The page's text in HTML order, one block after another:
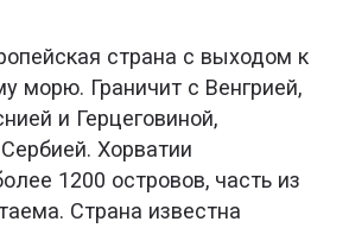
страна с выходом к
морю. Граничит с Венгрией,
и Герцеговиной,
Хорватии
1200 островов, часть из
Страна известна